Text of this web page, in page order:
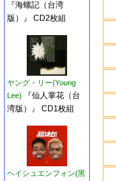
『海螺記（台湾
版）』 CD2枚組
ヤング・リー(Young
Lee)
『仙人掌花（台
湾版）』 CD1枚組
ヘイシュエンフォン(黑